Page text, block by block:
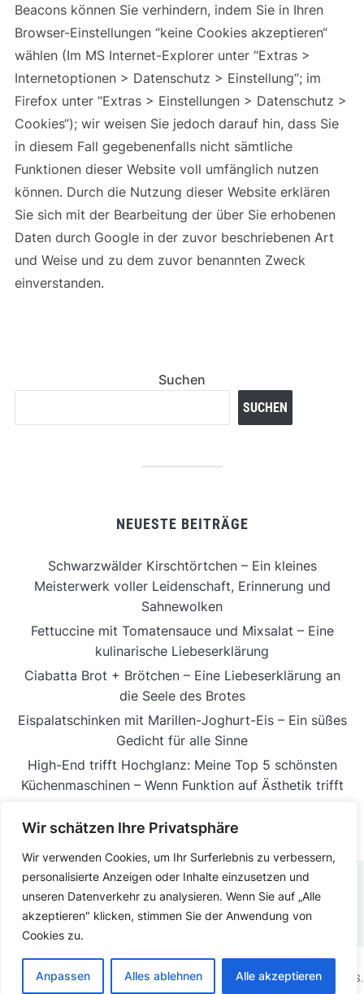
Wir schätzen Ihre Privatsphäre
Wir verwenden Cookies, um Ihr Surferlebnis zu verbessern,
personalisierte Anzeigen oder Inhalte einzusetzen und
unseren Datenverkehr zu analysieren. Wenn Sie auf „Alle
akzeptieren" klicken, stimmen Sie der Anwendung von
Cookies zu.
Anpassen Alles ablehnen Alle akzeptieren
Beacons können Sie verhindern, indem Sie in Ihren
Browser-Einstellungen “keine Cookies akzeptieren“
wählen (Im MS Internet-Explorer unter “Extras >
Internetoptionen > Datenschutz > Einstellung“; im
Firefox unter “Extras > Einstellungen > Datenschutz >
Cookies“); wir weisen Sie jedoch darauf hin, dass Sie
in diesem Fall gegebenenfalls nicht sämtliche
Funktionen dieser Website voll umfänglich nutzen
können. Durch die Nutzung dieser Website erklären
Sie sich mit der Bearbeitung der über Sie erhobenen
Daten durch Google in der zuvor beschriebenen Art
und Weise und zu dem zuvor benannten Zweck
einverstanden.
Suchen
SUCHEN
NEUESTE BEITRÄGE
Schwarzwälder Kirschtörtchen – Ein kleines
Meisterwerk voller Leidenschaft, Erinnerung und
Sahnewolken
Fettuccine mit Tomatensauce und Mixsalat – Eine
kulinarische Liebeserklärung
Ciabatta Brot + Brötchen – Eine Liebeserklärung an
die Seele des Brotes
Eispalatschinken mit Marillen-Joghurt-Eis – Ein süßes
Gedicht für alle Sinne
High-End trifft Hochglanz: Meine Top 5 schönsten
Küchenmaschinen – Wenn Funktion auf Ästhetik trifft
DATENSCHUTZERKLÄRUNG IMPRESSUM
COPYRIGHT © 2025.KOCHEN ESSEN PRÄSENTIERT VONWORDPRESS.